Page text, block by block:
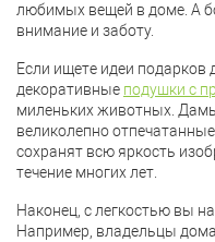
любимых вещей в доме. А
внимание и заботу.
Если ищете идеи подарков
декоративные подушки с
миленьких животных.
великолепно
сохранят всю яркость
течение многих лет.
Наконец, с легкостью вы
Например, владельцы